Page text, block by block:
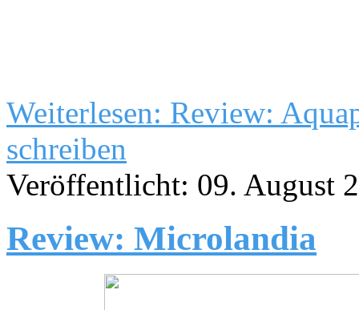
Weiterlesen: Review:
schreiben
Veröffentlicht: 09. August
Review: Microlandia